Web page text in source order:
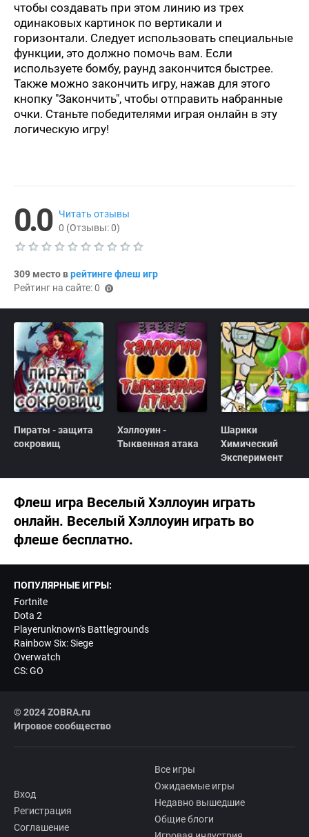
чтобы создавать при этом линию из трех
одинаковых картинок по вертикали и
горизонтали. Следует использовать специальные
функции, это должно помочь вам. Если
используете бомбу, раунд закончится быстрее.
Также можно закончить игру, нажав для этого
кнопку "Закончить", чтобы отправить набранные
очки. Станьте победителями играя онлайн в эту
логическую игру!
0.0
Читать отзывы
0 (Отзывы:0)
е
к
у
я
ц
е
н
к
а
0
.
0
309 место врейтинге флеш игр
Рейтинг на сайте: 0
Пираты - защита
сокровищ
Хэллоуин -
Тыквенная атака
Шарики
Химический
Эксперимент
Флеш игра Веселый Хэллоуин играть
онлайн. Веселый Хэллоуин играть во
флеше бесплатно.
ПОПУЛЯРНЫЕ ИГРЫ:
Fortnite
Dota 2
Playerunknown's Battlegrounds
Rainbow Six: Siege
Overwatch
CS: GO
© 2024 ZOBRA.ru
Игровое сообщество
Вход
Регистрация
Соглашение
Все игры
Ожидаемые игры
Недавно вышедшие
Общие блоги